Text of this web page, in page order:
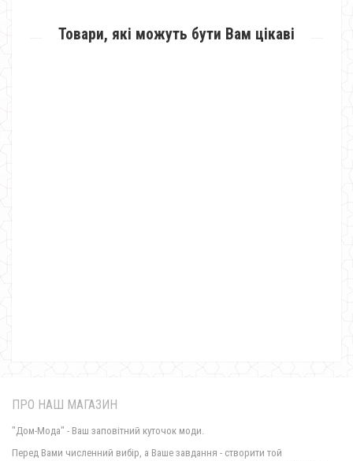
Товари, які можуть бути Вам цікаві
ПРО НАШ МАГАЗИН
"Дом-Мода" - Ваш заповітний куточок моди.
Перед Вами численний вибір, а Ваше завдання - створити той